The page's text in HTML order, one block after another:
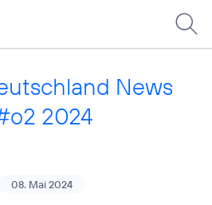
News
2024
08. Mai 2024